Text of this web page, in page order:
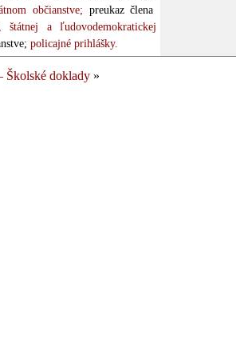
občianstve; preukaz člena
štátnej a ľudovodemokratickej
policajné prihlášky.
Školské doklady »